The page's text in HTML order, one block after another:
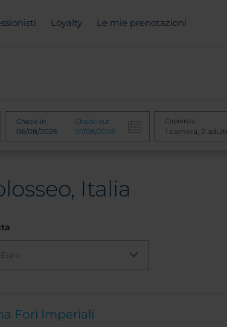
Loyalty Le mie prenotazioni
Check-in Check-out Capienza
Italia
Fori Imperiali